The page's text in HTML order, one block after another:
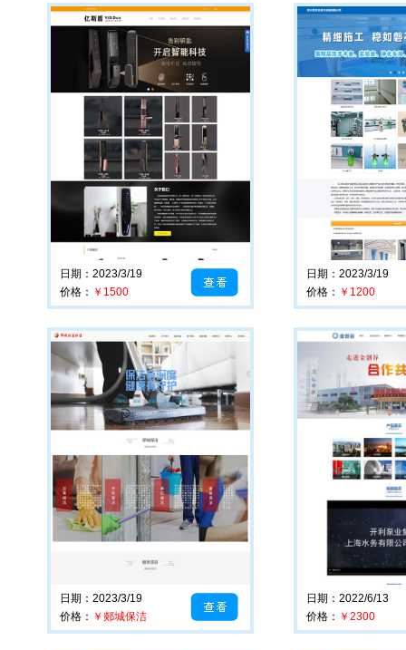
日期：2023/3/19
价格： ￥1500
日期：2023/3/19
价格： ￥1200
日期：2023/3/19
价格： ￥郯城保洁
日期：2022/6/13
价格： ￥2300